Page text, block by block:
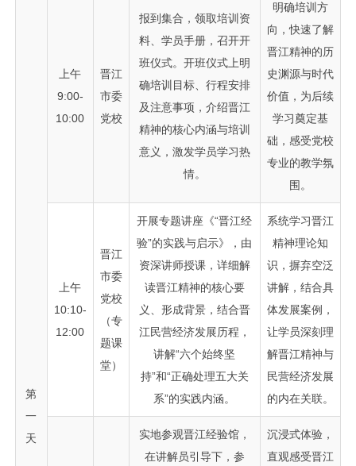
第
一
天
上午
9:00-
10:00
晋江
市委
党校
报到集合，领取培训资
料、学员手册，召开开
班仪式。开班仪式上明
确培训目标、行程安排
及注意事项，介绍晋江
精神的核心内涵与培训
意义，激发学员学习热
情。
明确培训方
向，快速了解
晋江精神的历
史渊源与时代
价值，为后续
学习奠定基
础，感受党校
专业的教学氛
围。
上午
10:10-
12:00
晋江
市委
党校
（专
题课
堂）
开展专题讲座《“晋江经
验”的实践与启示》，由
资深讲师授课，详细解
读晋江精神的核心要
义、形成背景，结合晋
江民营经济发展历程，
讲解“六个始终坚
持”和“正确处理五大关
系”的实践内涵。
系统学习晋江
精神理论知
识，摒弃空泛
讲解，结合具
体发展案例，
让学员深刻理
解晋江精神与
民营经济发展
的内在关联。
实地参观晋江经验馆，
在讲解员引导下，参
沉浸式体验，
直观感受晋江